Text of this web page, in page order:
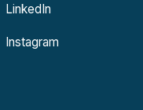
LinkedIn
Instagram